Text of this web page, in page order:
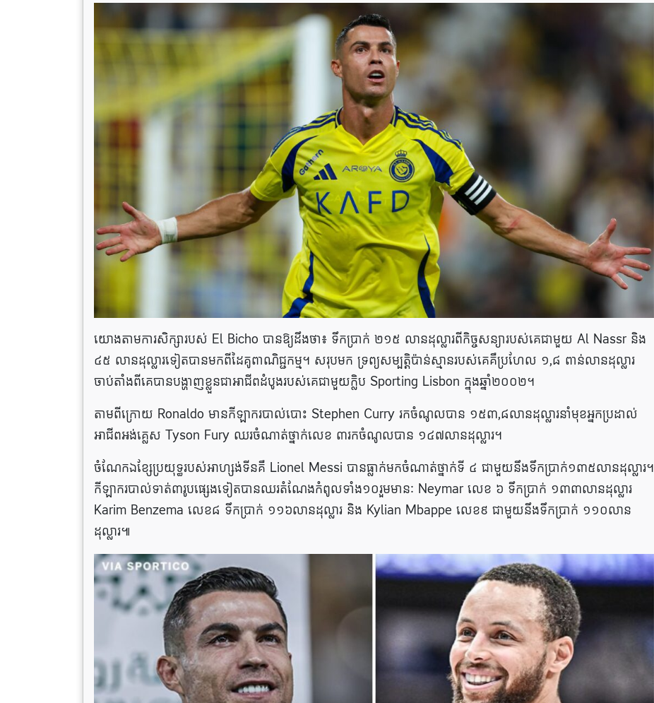
យោងតាមការសិក្សារបស់ El Bicho បានឱ្យដឹងថា៖​ ទឹកប្រាក់ ២១៥ លានដុល្លារពីកិច្ចសន្យារបស់គេជាមួយ Al Nassr និង
៤៥ លានដុល្លារទៀតបានមកពីដៃគូពាណិជ្ជកម្ម។ សរុបមក ទ្រព្យសម្បត្តិប៉ាន់ស្មានរបស់គេគឺប្រហែល ១,៨ ពាន់លានដុល្លារ
ចាប់តាំងពីគេបានបង្ហាញខ្លួនជាអាជីពដំបូងរបស់គេជាមួយក្លិប Sporting Lisbon ក្នុងឆ្នាំ២០០២។
តាមពីក្រោយ Ronaldo មានកីឡាករបាល់បោះ Stephen Curry រកចំណូលបាន ១៥៣,៨លានដុល្លារនាំមុខអ្នកប្រដាល់
អាជីពអង់គ្លេស Tyson Fury ឈរចំណាត់ថ្នាក់លេខ ៣​រកចំណូលបាន ១៤៧លានដុល្លារ។
ចំណែកឯខ្សែប្រយុទ្ធរបស់អាហ្សង់ទីនគឺ Lionel Messi បានធ្លាក់មកចំណាត់ថ្នាក់ទី ​៤ ជាមួយនឹងទឹកប្រាក់១៣៥លានដុល្លារ។
កីឡាករបាល់ទាត់៣រូបផ្សេងទៀតបានឈរតំណែងកំពូលទាំង១០រួមមានៈ Neymar លេខ ៦ ទឹកប្រាក់ ១៣៣លានដុល្លារ
Karim Benzema លេខ៨ ទឹកប្រាក់ ១១៦លានដុល្លារ និង Kylian Mbappe លេខ៩ ជាមួយនឹងទឹកប្រាក់ ១១០លាន
ដុល្លារ៕